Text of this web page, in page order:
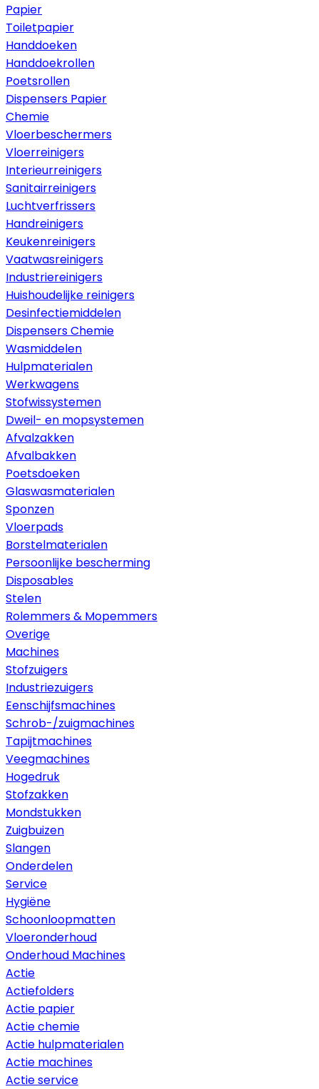
Papier
Toiletpapier
Handdoeken
Handdoekrollen
Poetsrollen
Dispensers Papier
Chemie
Vloerbeschermers
Vloerreinigers
Interieurreinigers
Sanitairreinigers
Luchtverfrissers
Handreinigers
Keukenreinigers
Vaatwasreinigers
Industriereinigers
Huishoudelijke reinigers
Desinfectiemiddelen
Dispensers Chemie
Wasmiddelen
Hulpmaterialen
Werkwagens
Stofwissystemen
Dweil- en mopsystemen
Afvalzakken
Afvalbakken
Poetsdoeken
Glaswasmaterialen
Sponzen
Vloerpads
Borstelmaterialen
Persoonlijke bescherming
Disposables
Stelen
Rolemmers & Mopemmers
Overige
Machines
Stofzuigers
Industriezuigers
Eenschijfsmachines
Schrob-/zuigmachines
Tapijtmachines
Veegmachines
Hogedruk
Stofzakken
Mondstukken
Zuigbuizen
Slangen
Onderdelen
Service
Hygiëne
Schoonloopmatten
Vloeronderhoud
Onderhoud Machines
Actie
Actiefolders
Actie papier
Actie chemie
Actie hulpmaterialen
Actie machines
Actie service